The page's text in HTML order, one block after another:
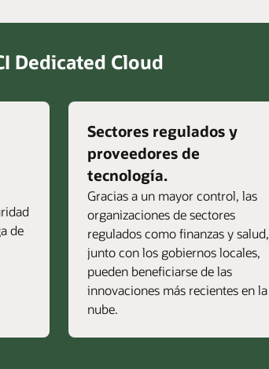
Dedicated Cloud
de
Sectores regulados y
proveedores de
tecnología.
Gracias a un mayor control, las
organizaciones de sectores
regulados como finanzas y salud,
junto con los gobiernos locales,
pueden beneficiarse de las
innovaciones más recientes en la
nube.